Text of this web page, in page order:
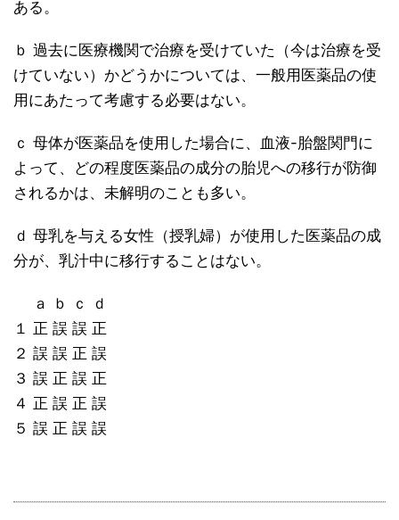
ある。
ｂ 過去に医療機関で治療を受けていた（今は治療を受
けていない）かどうかについては、一般用医薬品の使
用にあたって考慮する必要はない。
ｃ 母体が医薬品を使用した場合に、血液-胎盤関門に
よって、どの程度医薬品の成分の胎児への移行が防御
されるかは、未解明のことも多い。
ｄ 母乳を与える女性（授乳婦）が使用した医薬品の成
分が、乳汁中に移行することはない。
ａ ｂ ｃ ｄ
１ 正 誤 誤 正
２ 誤 誤 正 誤
３ 誤 正 誤 正
４ 正 誤 正 誤
５ 誤 正 誤 誤